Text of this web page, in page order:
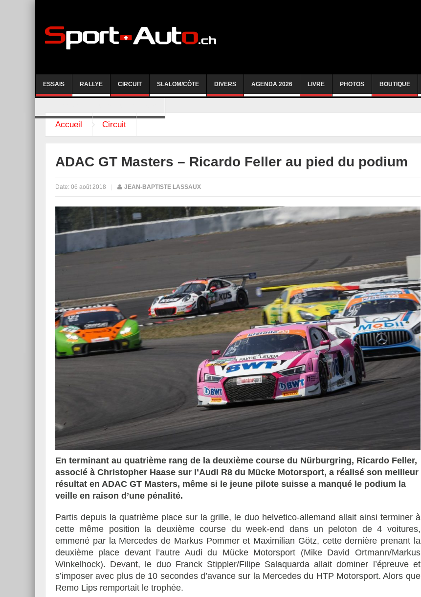
ESSAIS RALLYE CIRCUIT SLALOM/CÔTE DIVERS AGENDA 2026 LIVRE PHOTOS BOUTIQUE
Accueil Circuit
ADAC GT Masters – Ricardo Feller au pied du podium
Date: 06 août 2018 JEAN-BAPTISTE LASSAUX
En terminant au quatrième rang de la deuxième course du Nürburgring, Ricardo Feller,
associé à Christopher Haase sur l’Audi R8 du Mücke Motorsport, a réalisé son meilleur
résultat en ADAC GT Masters, même si le jeune pilote suisse a manqué le podium la
veille en raison d’une pénalité.
Partis depuis la quatrième place sur la grille, le duo helvetico-allemand allait ainsi terminer à
cette même position la deuxième course du week-end dans un peloton de 4 voitures,
emmené par la Mercedes de Markus Pommer et Maximilian Götz, cette dernière prenant la
deuxième place devant l’autre Audi du Mücke Motorsport (Mike David Ortmann/Markus
Winkelhock). Devant, le duo Franck Stippler/Filipe Salaquarda allait dominer l’épreuve et
s’imposer avec plus de 10 secondes d’avance sur la Mercedes du HTP Motorsport. Alors que
Remo Lips remportait le trophée.